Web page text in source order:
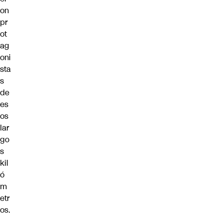
on
pr
ot
ag
oni
sta
s
de
es
os
lar
go
s
kil
ó
m
etr
os.